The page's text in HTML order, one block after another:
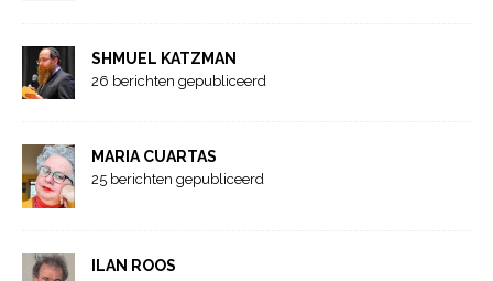
SHMUEL KATZMAN
26 berichten gepubliceerd
MARIA CUARTAS
25 berichten gepubliceerd
ILAN ROOS